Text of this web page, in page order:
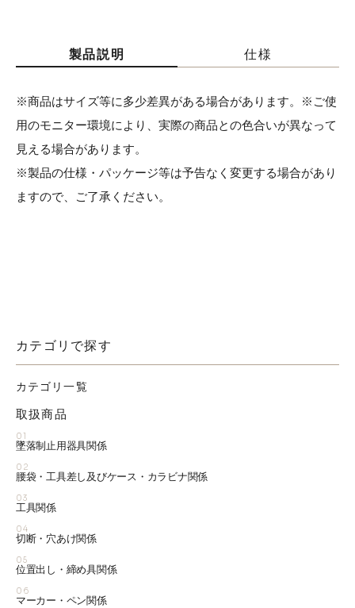
製品説明 仕様
※商品はサイズ等に多少差異がある場合があります。※ご使
用のモニター環境により、実際の商品との色合いが異なって
見える場合があります。
※製品の仕様・パッケージ等は予告なく変更する場合があり
ますので、ご了承ください。
カテゴリで探す
カテゴリ一覧
取扱商品
01
墜落制止用器具関係
02
腰袋・工具差し及びケース・カラビナ関係
03
工具関係
04
切断・穴あけ関係
05
位置出し・締め具関係
06
マーカー・ペン関係